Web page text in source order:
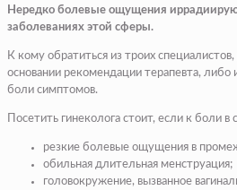
Нередко болевые ощущения
заболеваниях этой сферы.
К кому обратиться из троих
основании рекомендации терапевта, либо
боли симптомов.
Посетить гинеколога стоит, если к боли
резкие болевые ощущения в
обильная длительная менструация;
головокружение, вызванное